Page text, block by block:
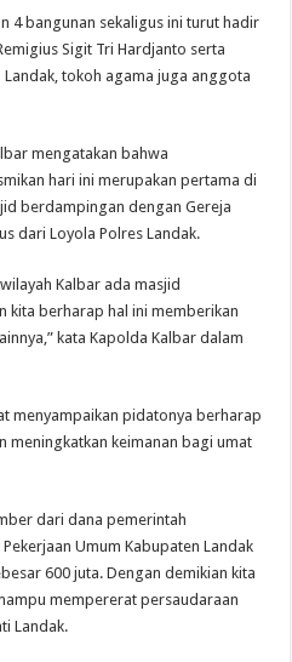
4 bangunan sekaligus ini turut hadir
Sigit Tri Hardjanto serta
tokoh agama juga anggota
mengatakan bahwa
hari ini merupakan pertama di
berdampingan dengan Gereja
dari Loyola Polres Landak.
Kalbar ada masjid
kita berharap hal ini memberikan
kata Kapolda Kalbar dalam
menyampaikan pidatonya berharap
meningkatkan keimanan bagi umat
dari dana pemerintah
Umum Kabupaten Landak
600 juta. Dengan demikian kita
mempererat persaudaraan
Landak.